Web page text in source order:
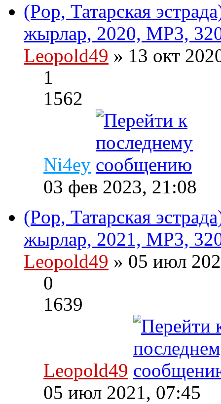
(Pop, Татарская
жырлар, 2020, MP3,
Leopold49 » 13 окт
1
1562
Ni4ey
03 фев 2023, 21:08
(Pop, Татарская
жырлар, 2021, MP3,
Leopold49 » 05 июл
0
1639
Leopold49
05 июл 2021, 07:45